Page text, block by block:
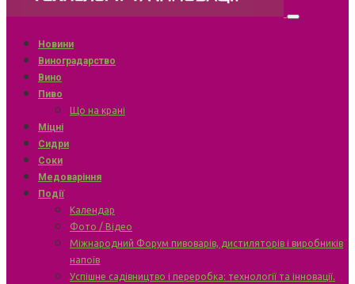
Новини
Виноградарство
Вино
Пиво
Що на крані
Міцні
Сидри
Соки
Медоваріння
Події
Календар
Фото / Відео
Міжнародний Форум пивоварів, дистиляторів і виробників
напоїв
Успішне садівництво і переробка: технології та інновації.